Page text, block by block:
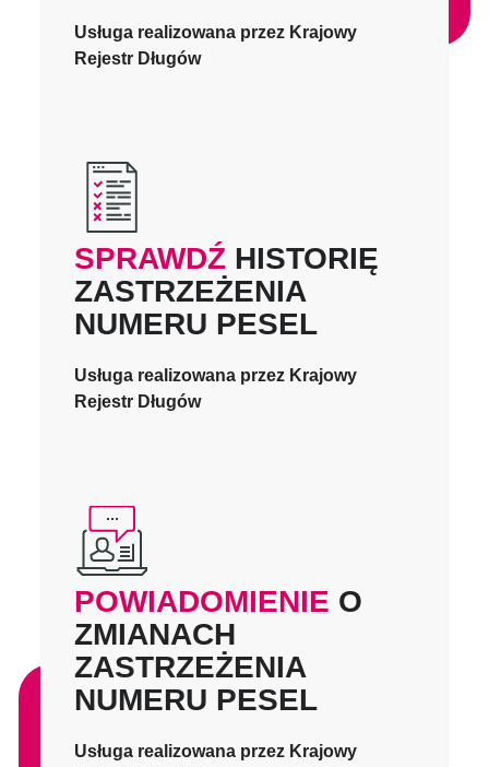
Usługa realizowana przez Krajowy
Rejestr Długów
SPRAWDŹ HISTORIĘ
ZASTRZEŻENIA
NUMERU PESEL
Usługa realizowana przez Krajowy
Rejestr Długów
POWIADOMIENIE O
ZMIANACH
ZASTRZEŻENIA
NUMERU PESEL
Usługa realizowana przez Krajowy